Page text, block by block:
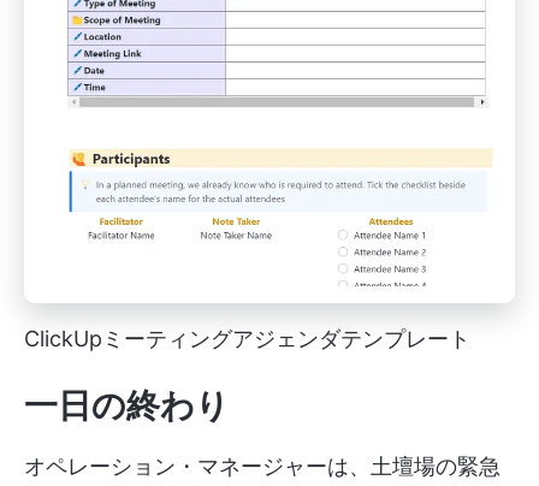
ClickUpミーティングアジェンダテンプレート
一日の終わり
オペレーション・マネージャーは、土壇場の緊急